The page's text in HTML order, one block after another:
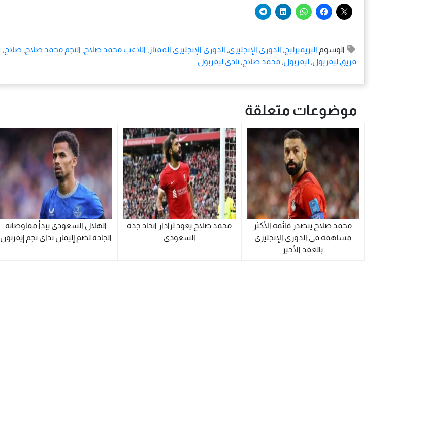
الوسوم:البريميرليج , الدوري الإنجليزي, الدوري الإنجليزي الممتاز , اللاعب محمد صلاح , النجم محمد صلاح , صلاح ,
فريق ليفربول, ليفربول, محمد صلاح , نادي ليفربول
موضوعات متعلقة
محمد صلاح يتصدر قائمة الأكثر
مساهمة في الدوري الإنجليزي
بالعقد الأخير
محمد صلاح يعود لرادار اتحاد جدة
السعودي
الهلال السعودي يبدأ مفاوضاته
الجادة لضم إليمان نداي نجم إيفرتون